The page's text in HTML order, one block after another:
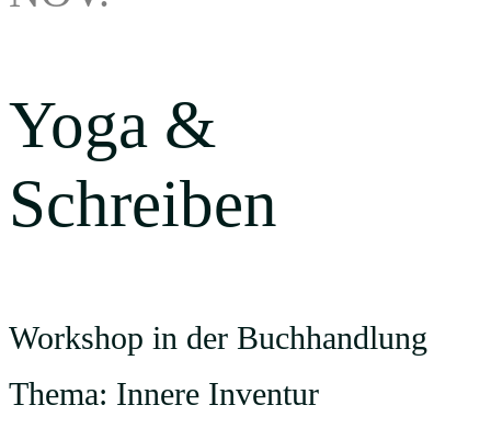
Yoga &
Schreiben
Workshop in der Buchhandlung
Thema: Innere Inventur